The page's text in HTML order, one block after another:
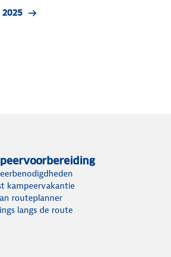
2025
kampeervakantie
routeplanner
langs de route